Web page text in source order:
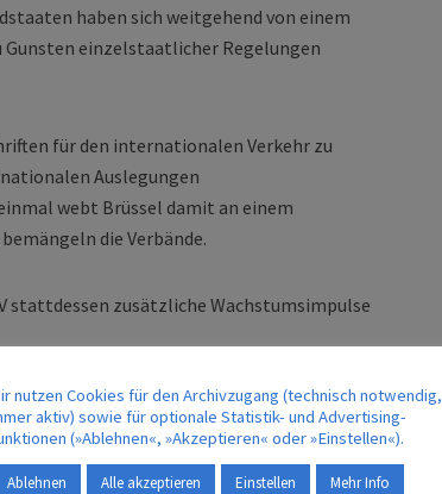
haben sich weitgehend von einem
einzelstaatlicher Regelungen
für den internationalen Verkehr zu
Auslegungen
webt Brüssel damit an einem
die Verbände.
stattdessen zusätzliche Wachstumsimpulse
Terminal“ in allen Staaten
statisch lediglich amVorhandenseineines
Geeignetheit für einen spezifischen
nutzen Cookies für den Archivzugang (technisch notwendig,
aktiv) sowie für optionale Statistik- und Advertising-
(»Ablehnen«, »Akzeptieren« oder »Einstellen«).
Ablehnen Alle akzeptieren Einstellen Mehr Info